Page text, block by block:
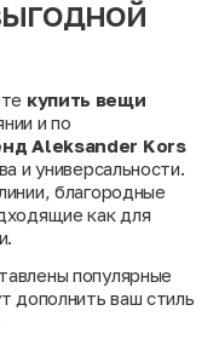
купить вещи
и по
Aleksander Kors
и универсальности.
благородные
как для
популярные
дополнить ваш стиль